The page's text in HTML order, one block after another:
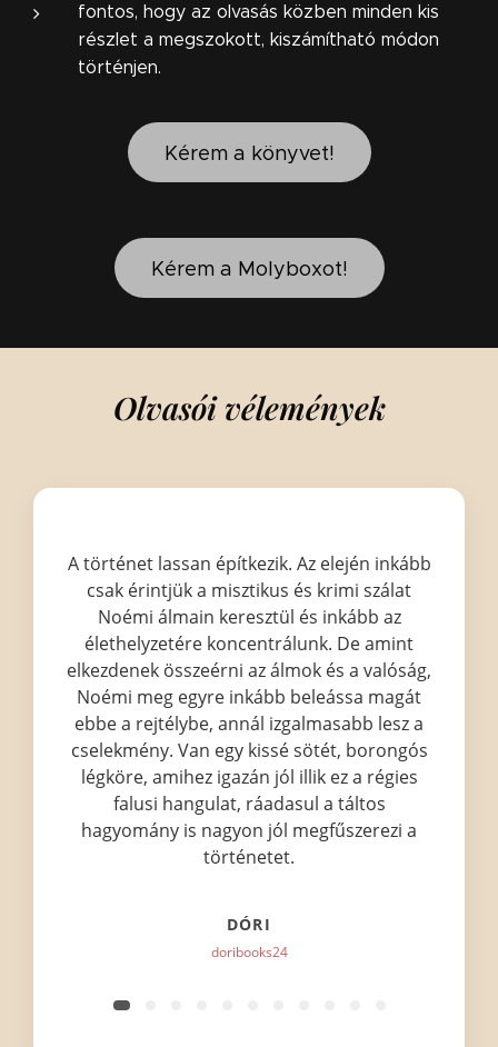
fontos, hogy az olvasás közben minden kis
részlet a megszokott, kiszámítható módon
történjen.
Kérem a könyvet!
Kérem a Molyboxot!
Olvasói vélemények
A történet lassan építkezik. Az elején inkább
csak érintjük a misztikus és krimi szálat
Noémi álmain keresztül és inkább az
élethelyzetére koncentrálunk. De amint
elkezdenek összeérni az álmok és a valóság,
Noémi meg egyre inkább beleássa magát
ebbe a rejtélybe, annál izgalmasabb lesz a
cselekmény. Van egy kissé sötét, borongós
légköre, amihez igazán jól illik ez a régies
falusi hangulat, ráadasul a táltos
hagyomány is nagyon jól megfűszerezi a
történetet.
DÓRI
doribooks24